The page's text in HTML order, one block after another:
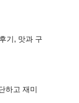
기, 맛과 구
하고 재미